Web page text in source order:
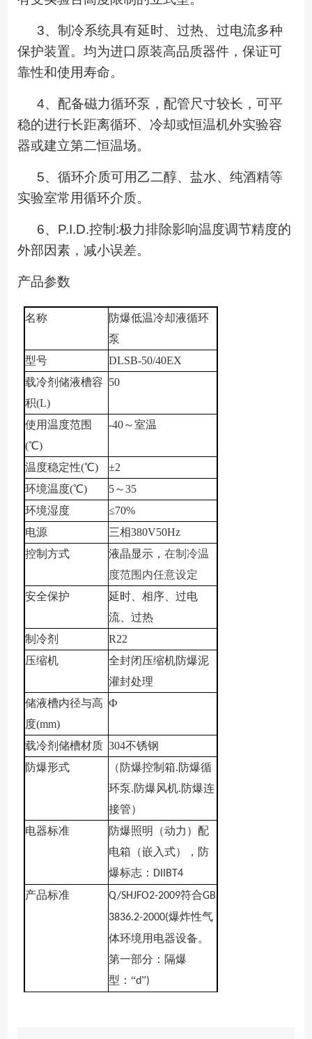
3、制冷系统具有延时、过热、过电流多种
保护装置。均为进口原装高品质器件，保证可
靠性和使用寿命。
4、配备磁力循环泵 ， 配管尺寸较长，可平
稳的进行长距离循环、冷却或恒温机外实验容
器或建立第二恒温场。
5、循环介质可用乙二醇、盐水、纯酒精等
实验室常用循环介质。
6、 P.I.D.控制 :极力排除影响温度调节精度的
外部因素，减小误差。
产品参数
名称 防爆低温冷却液循环
泵
型号
DLSB-50/40EX
载冷剂储液槽容
积(L)
50
使用温度范围
(℃)
-40～室温
温度稳定性(℃)
±2
环境温度(℃)
5～35
环境湿度
≤70%
电源
三相380V50Hz
控制方式
液晶显示， 在制冷温
度范围内任意设定
安全保护
延时、相序、过电
流、过热
制冷剂
R22
压缩机
全封闭压缩机防爆泥
灌封处理
储液槽内径与高
度(mm)
Ф
载冷剂储槽材质 304不锈钢
防爆形式
（防爆控制箱.防爆循
环泵.防爆风机.防爆连
接管）
电器标准
防爆照明（动力）配
电箱（嵌入式），防
爆标志： DIIBT4
产品标准 Q/SHJFO2-2009符合GB
3836.2-2000(爆炸性气
体环境用电器设备。
第一部分：隔爆
型：“d”)